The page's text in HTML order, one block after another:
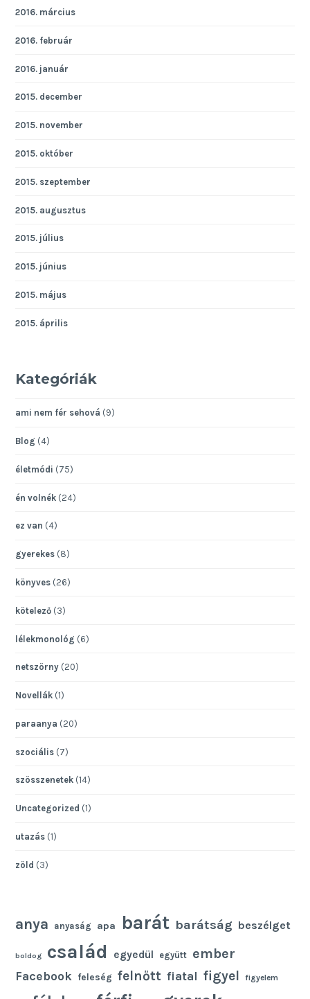
2016. március
2016. február
2016. január
2015. december
2015. november
2015. október
2015. szeptember
2015. augusztus
2015. július
2015. június
2015. május
2015. április
Kategóriák
ami nem fér sehová (9)
Blog (4)
életmódi (75)
én volnék (24)
ez van (4)
gyerekes (8)
könyves (26)
kötelező (3)
lélekmonológ (6)
netszörny (20)
Novellák (1)
paraanya (20)
szociális (7)
szösszenetek (14)
Uncategorized (1)
utazás (1)
zöld (3)
anya anyaság apa barát barátság beszélget
boldog család egyedül együtt ember
Facebook feleség felnőtt fiatal figyel figyelem